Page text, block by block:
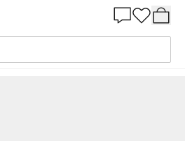
NCS Bestil efter NCS 1060-G70Y